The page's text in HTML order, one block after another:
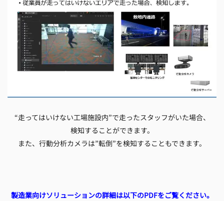
“走ってはいけない工場施設内”で走ったスタッフがいた場合、
検知することができます。
また、行動分析カメラは”転倒”を検知することもできます。
製造業向けソリューションの詳細は以下のPDFをご覧ください。